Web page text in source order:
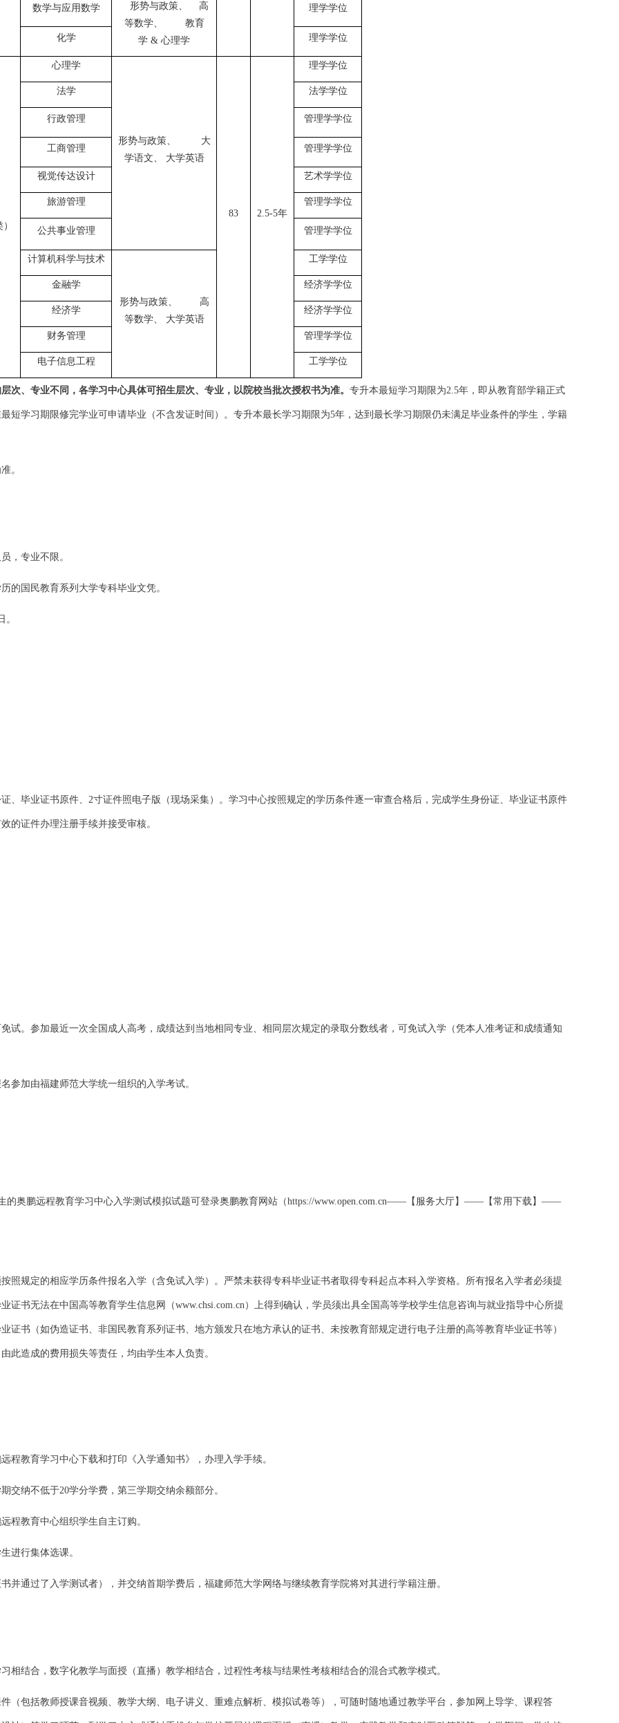
数学与应用数学 形势与政策、
高
等数学、
教育
学 & 心理学
理学学位
化学 理学学位
心理学
形势与政策、
大
学语文、 大学英语
83 2.5-5年
理学学位
法学 法学学位
行政管理 管理学学位
工商管理 管理学学位
视觉传达设计 艺术学学位
旅游管理 管理学学位
公共事业管理 管理学学位
计算机科学与技术
形势与政策、
高
等数学、 大学英语
工学学位
金融学 经济学学位
经济学 经济学学位
财务管理 管理学学位
电子信息工程 工学学位
次、专业不同，各学习中心具体可招生层次、专业，以院校当批次授权书为准。 专升本最短学习期限为2.5年，即从教育部学籍正式
最短学习期限修完学业可申请毕业（不含发证时间）。专升本最长学习期限为5年，达到最长学习期限仍未满足毕业条件的学生，学籍
。
，专业不限。
的国民教育系列大学专科毕业文凭。
。
、毕业证书原件、 2寸证件照电子版（现场采集）。学习中心按照规定的学历条件逐一审查合格后，完成学生身份证、毕业证书原件
的证件办理注册手续并接受审核。
试。参加最近一次全国成人高考，成绩达到当地相同专业、相同层次规定的录取分数线者，可免试入学（凭本人准考证和成绩通知
参加由福建师范大学统一组织的入学考试。
奥鹏远程教育学习中心入学测试模拟试题可登录奥鹏教育网站（https://www.open.com.cn——【服务大厅】——【常用下载】——
照规定的相应学历条件报名入学（含免试入学）。严禁未获得专科毕业证书者取得专科起点本科入学资格。所有报名入学者必须提
证书无法在中国高等教育学生信息网（www.chsi.com.cn）上得到确认，学员须出具全国高等学校学生信息咨询与就业指导中心所提
证书（如伪造证书、非国民教育系列证书、地方颁发只在地方承认的证书、未按教育部规定进行电子注册的高等教育毕业证书等）
此造成的费用损失等责任，均由学生本人负责。
程教育学习中心下载和打印《入学通知书》，办理入学手续。
交纳不低于20学分学费，第三学期交纳余额部分。
程教育中心组织学生自主订购。
进行集体选课。
并通过了入学测试者），并交纳首期学费后，福建师范大学网络与继续教育学院将对其进行学籍注册。
相结合，数字化教学与面授（直播）教学相结合，过程性考核与结果性考核相结合的混合式教学模式。
（包括教师授课音视频、教学大纲、电子讲义、重难点解析、模拟试卷等），可随时随地通过教学平台，参加网上导学、课程答